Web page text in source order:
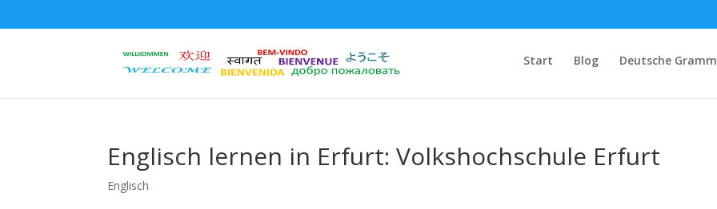
Start Blog Deutsche
Englisch lernen in Erfurt: Volkshochschule Erfurt
Englisch